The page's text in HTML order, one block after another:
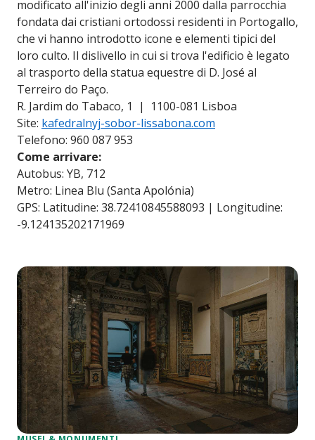
modificato all'inizio degli anni 2000 dalla parrocchia
fondata dai cristiani ortodossi residenti in Portogallo,
che vi hanno introdotto icone e elementi tipici del
loro culto. Il dislivello in cui si trova l'edificio è legato
al trasporto della statua equestre di D. José al
Terreiro do Paço.
R. Jardim do Tabaco, 1 | 1100-081 Lisboa
Site: kafedralnyj-sobor-lissabona.com
Telefono: 960 087 953
Come arrivare:
Autobus: YB, 712
Metro: Linea Blu (Santa Apolónia)
GPS: Latitudine: 38.72410845588093 | Longitudine:
-9.124135202171969